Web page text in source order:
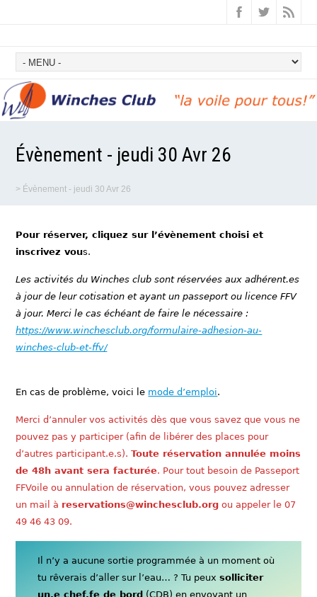
Évènement - jeudi 30 Avr 26
> Évènement - jeudi 30 Avr 26
Pour réserver, cliquez sur l’évènement choisi et
inscrivez vous.
Les activités du Winches club sont réservées aux adhérent.es
à jour de leur cotisation et ayant un passeport ou licence FFV
à jour. Merci le cas échéant de faire le nécessaire :
https://www.winchesclub.org/formulaire-adhesion-au-
winches-club-et-ffv/
En cas de problème, voici le mode d’emploi.
Merci d’annuler vos activités dès que vous savez que vous ne
pouvez pas y participer (afin de libérer des places pour
d’autres participant.e.s).Toute réservation annulée moins
de 48h avant sera facturée. Pour tout besoin de Passeport
FFVoile ou annulation de réservation, vous pouvez adresser
un mail à reservations@winchesclub.org ou appeler le 07
49 46 43 09.
Il n’y a aucune sortie programmée à un moment où
tu rêverais d’aller sur l’eau… ? Tu peuxsolliciter
un.e chef.fe de bord (CDB) en envoyant un